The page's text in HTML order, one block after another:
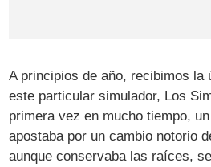
A principios de año, recibimos la
este particular simulador, Los
primera vez en mucho tiempo,
apostaba por un cambio notorio
aunque conservaba las raíces,